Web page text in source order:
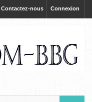
Connexion
Contactez-nous